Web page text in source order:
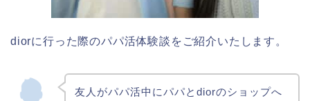
diorに行った際のパパ活体験談をご紹介いたします。
友人がパパ活中にパパとdiorのショップへ